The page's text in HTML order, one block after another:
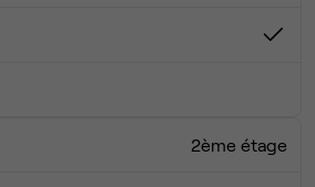
situé à proximité.
2ème étage